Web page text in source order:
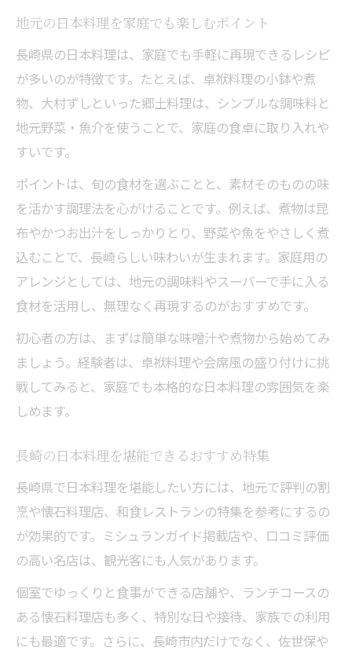
地元の日本料理を家庭でも楽しむポイント
長崎県の日本料理は、家庭でも手軽に再現できるレシピ
が多いのが特徴です。たとえば、卓袱料理の小鉢や煮
物、大村ずしといった郷土料理は、シンプルな調味料と
地元野菜・魚介を使うことで、家庭の食卓に取り入れや
すいです。
ポイントは、旬の食材を選ぶことと、素材そのものの味
を活かす調理法を心がけることです。例えば、煮物は昆
布やかつお出汁をしっかりとり、野菜や魚をやさしく煮
込むことで、長崎らしい味わいが生まれます。家庭用の
アレンジとしては、地元の調味料やスーパーで手に入る
食材を活用し、無理なく再現するのがおすすめです。
初心者の方は、まずは簡単な味噌汁や煮物から始めてみ
ましょう。経験者は、卓袱料理や会席風の盛り付けに挑
戦してみると、家庭でも本格的な日本料理の雰囲気を楽
しめます。
長崎の日本料理を堪能できるおすすめ特集
長崎県で日本料理を堪能したい方には、地元で評判の割
烹や懐石料理店、和食レストランの特集を参考にするの
が効果的です。ミシュランガイド掲載店や、口コミ評価
の高い名店は、観光客にも人気があります。
個室でゆっくりと食事ができる店舗や、ランチコースの
ある懐石料理店も多く、特別な日や接待、家族での利用
にも最適です。さらに、長崎市内だけでなく、佐世保や